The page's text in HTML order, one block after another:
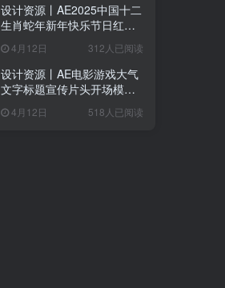
设计资源丨AE2025中国十二
生肖蛇年新年快乐节日红色
4月12日 312人已阅读
设计资源丨AE电影游戏大气
文字标题宣传片头开场模版
4月12日 518人已阅读